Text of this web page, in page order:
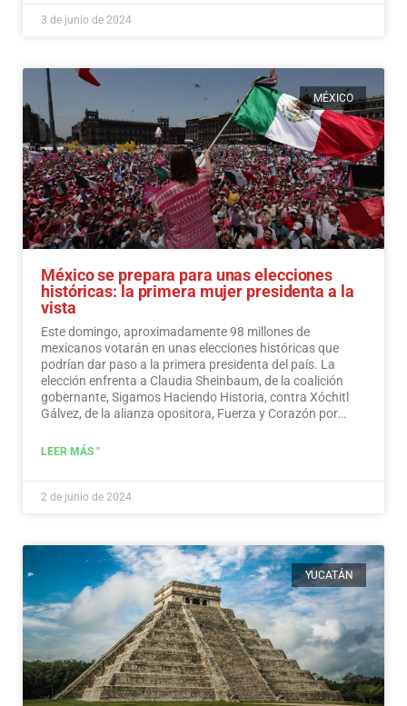
3 de junio de 2024
MÉXICO
México se prepara para unas elecciones
históricas: la primera mujer presidenta a la
vista
Este domingo, aproximadamente 98 millones de
mexicanos votarán en unas elecciones históricas que
podrían dar paso a la primera presidenta del país. La
elección enfrenta a Claudia Sheinbaum, de la coalición
gobernante, Sigamos Haciendo Historia, contra Xóchitl
Gálvez, de la alianza opositora, Fuerza y Corazón por
Ciudadano, también en la contienda.
LEER MÁS "
2 de junio de 2024
YUCATÁN